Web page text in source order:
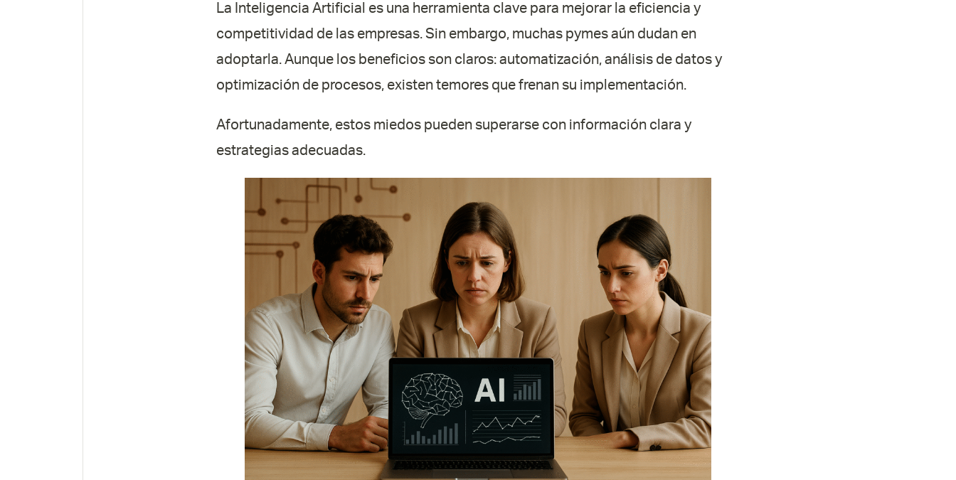
La Inteligencia Artificial es una herramienta clave para mejorar la eficiencia y
competitividad de las empresas. Sin embargo, muchas pymes aún dudan en
adoptarla. Aunque los beneficios son claros: automatización, análisis de datos y
optimización de procesos, existen temores que frenan su implementación.
Afortunadamente, estos miedos pueden superarse con información clara y
estrategias adecuadas.